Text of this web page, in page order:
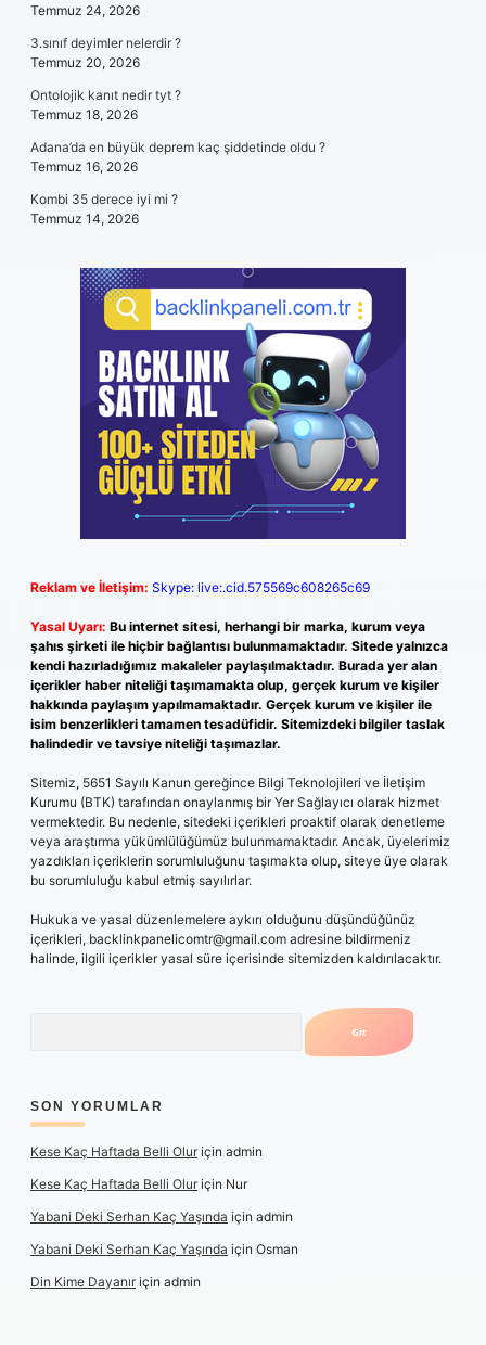
Temmuz 24, 2026
3.sınıf deyimler nelerdir ?
Temmuz 20, 2026
Ontolojik kanıt nedir tyt ?
Temmuz 18, 2026
Adana’da en büyük deprem kaç şiddetinde oldu ?
Temmuz 16, 2026
Kombi 35 derece iyi mi ?
Temmuz 14, 2026
Reklam ve İletişim: Skype: live:.cid.575569c608265c69
Yasal Uyarı: Bu internet sitesi, herhangi bir marka, kurum veya
şahıs şirketi ile hiçbir bağlantısı bulunmamaktadır. Sitede yalnızca
kendi hazırladığımız makaleler paylaşılmaktadır. Burada yer alan
içerikler haber niteliği taşımamakta olup, gerçek kurum ve kişiler
hakkında paylaşım yapılmamaktadır. Gerçek kurum ve kişiler ile
isim benzerlikleri tamamen tesadüfidir. Sitemizdeki bilgiler taslak
halindedir ve tavsiye niteliği taşımazlar.
Sitemiz, 5651 Sayılı Kanun gereğince Bilgi Teknolojileri ve İletişim
Kurumu (BTK) tarafından onaylanmış bir Yer Sağlayıcı olarak hizmet
vermektedir. Bu nedenle, sitedeki içerikleri proaktif olarak denetleme
veya araştırma yükümlülüğümüz bulunmamaktadır. Ancak, üyelerimiz
yazdıkları içeriklerin sorumluluğunu taşımakta olup, siteye üye olarak
bu sorumluluğu kabul etmiş sayılırlar.
Hukuka ve yasal düzenlemelere aykırı olduğunu düşündüğünüz
içerikleri, backlinkpanelicomtr@gmail.com adresine bildirmeniz
halinde, ilgili içerikler yasal süre içerisinde sitemizden kaldırılacaktır.
SON YORUMLAR
Kese Kaç Haftada Belli Oluriçin admin
Kese Kaç Haftada Belli Oluriçin Nur
Yabani Deki Serhan Kaç Yaşında için admin
Yabani Deki Serhan Kaç Yaşında için Osman
Din Kime Dayanıriçin admin